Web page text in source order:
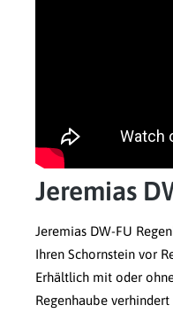
Jeremias
Jeremias DW-FU
Ihren Schornstein vor
Erhältlich mit oder
Regenhaube